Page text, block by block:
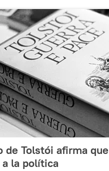
de Tolstói afirma
a la política